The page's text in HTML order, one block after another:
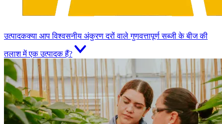
उत्पादकक्या आप विश्वसनीय अंकुरण दरों वाले गुणवत्तापूर्ण सब्जी के बीज की
तलाश में एक उत्पादक हैं?